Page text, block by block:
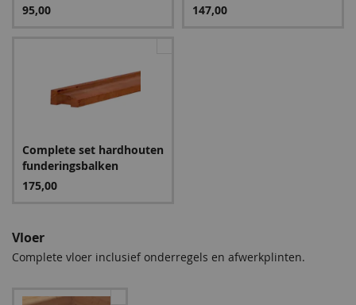
95,00
147,00
Complete set hardhouten
funderingsbalken
175,00
Vloer
Complete vloer inclusief onderregels en afwerkplinten.